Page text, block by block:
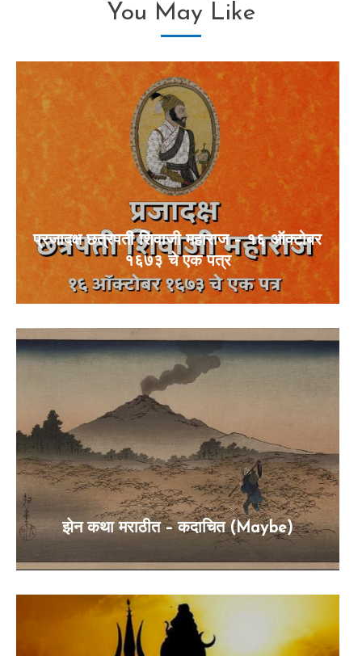
You May Like
प्रजादक्ष छत्रपती शिवाजी महाराज – १६ ऑक्टोबर
१६७३ चे एक पत्र
झेन कथा मराठीत – कदाचित (Maybe)